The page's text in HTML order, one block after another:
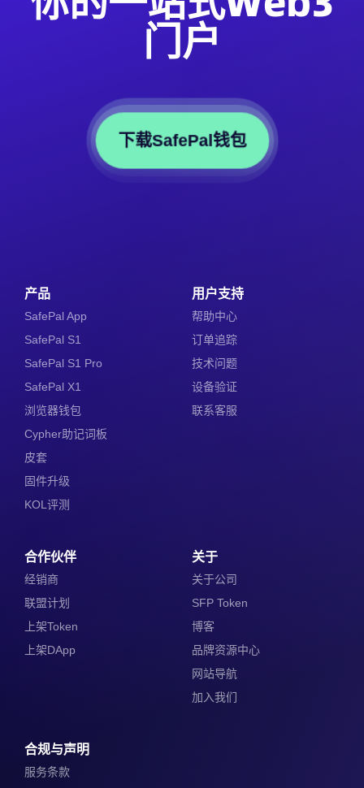
门户
下载SafePal钱包
产品
SafePal App
SafePal S1
SafePal S1 Pro
SafePal X1
浏览器钱包
Cypher助记词板
皮套
固件升级
KOL评测
用户支持
帮助中心
订单追踪
技术问题
设备验证
联系客服
合作伙伴
经销商
联盟计划
上架Token
上架DApp
关于
关于公司
SFP Token
博客
品牌资源中心
网站导航
加入我们
合规与声明
服务条款